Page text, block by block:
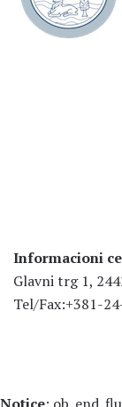
Informacioni
Glavni trg 1,
Tel/Fax:+381-